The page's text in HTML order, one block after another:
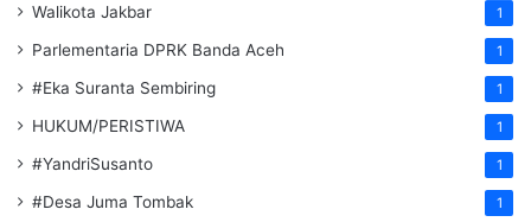
Walikota Jakbar 1
Parlementaria DPRK Banda Aceh 1
#Eka Suranta Sembiring 1
HUKUM/PERISTIWA 1
#YandriSusanto 1
#Desa Juma Tombak 1